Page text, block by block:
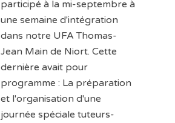
participé à la mi-septembre à
une semaine d'intégration
dans notre UFA Thomas-
Jean Main de Niort. Cette
dernière avait pour
programme : La préparation
et l'organisation d'une
journée spéciale tuteurs-